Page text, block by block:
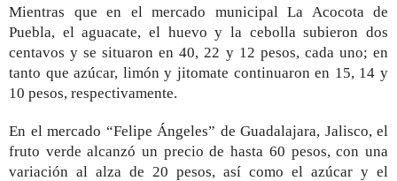
Mientras que en el mercado municipal La Acocota de
Puebla, el aguacate, el huevo y la cebolla subieron dos
centavos y se situaron en 40, 22 y 12 pesos, cada uno; en
tanto que azúcar, limón y jitomate continuaron en 15, 14 y
10 pesos, respectivamente.
En el mercado “Felipe Ángeles” de Guadalajara, Jalisco, el
fruto verde alcanzó un precio de hasta 60 pesos, con una
variación al alza de 20 pesos, así como el azúcar y el